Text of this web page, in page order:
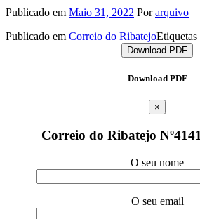
Publicado em Maio 31, 2022 Porarquivo
Publicado em Correio do RibatejoEtiquetas
Download PDF
Download PDF
×
Correio do Ribatejo
O seu nome
O seu email